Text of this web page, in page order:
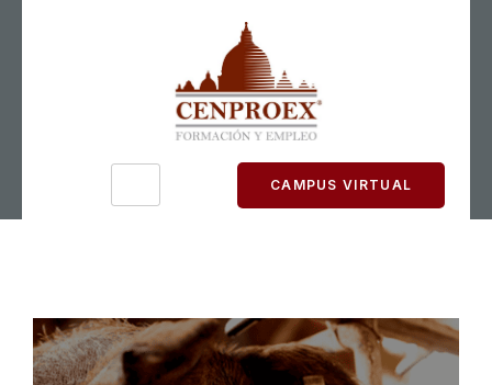
CAMPUS VIRTUAL